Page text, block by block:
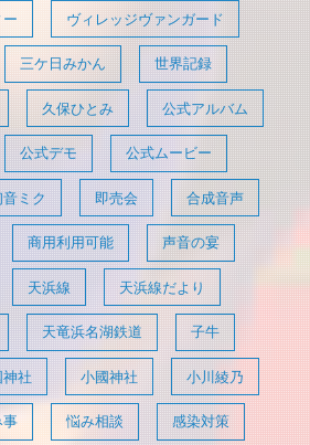
ヴィレッジヴァンガード
三ケ日みかん 世界記録
久保ひとみ 公式アルバム
公式デモ 公式ムービー
ミク 即売会 合成音声
商用利用可能 声音の宴
天浜線 天浜線だより
天竜浜名湖鉄道 子牛
社 小國神社 小川綾乃
悩み相談 感染対策